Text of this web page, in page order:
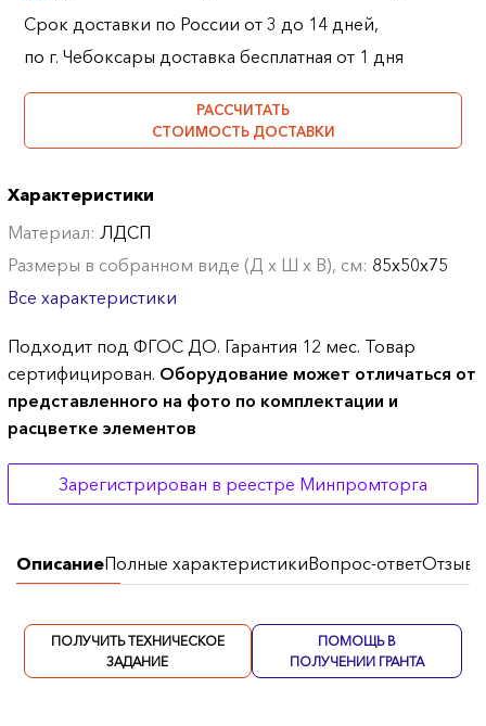
Срок доставки по России от 3 до 14 дней,
по г. Чебоксары доставка бесплатная от 1 дня
РАССЧИТАТЬ
СТОИМОСТЬ ДОСТАВКИ
Характеристики
Материал:ЛДСП
Размеры в собранном виде (Д х Ш х В), см: 85х50х75
Все характеристики
Подходит под ФГОС ДО. Гарантия 12 мес. Товар
сертифицирован. Оборудование может отличаться от
представленного на фото по комплектации и
расцветке элементов
Зарегистрирован в реестре Минпромторга
ОписаниеПолные характеристикиВопрос-ответОтзывы
ПОЛУЧИТЬ ТЕХНИЧЕСКОЕ
ЗАДАНИЕ
ПОМОЩЬ В
ПОЛУЧЕНИИ ГРАНТА